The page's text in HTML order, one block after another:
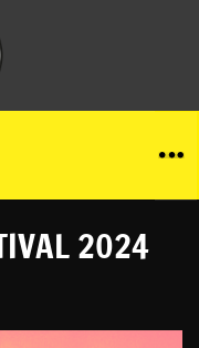
2024